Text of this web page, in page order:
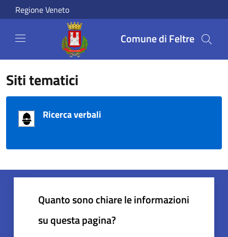
Salta al contenuto principale
Regione Veneto
Comune di Feltre
Siti tematici
Ricerca verbali
Quanto sono chiare le informazioni
su questa pagina?